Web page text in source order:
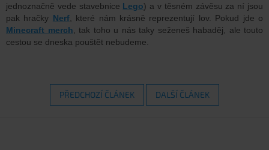
jednoznačně vede stavebnice Lego) a v těsném závěsu za ní jsou
pak hračky Nerf, které nám krásně reprezentují lov. Pokud jde o
Minecraft merch , tak toho u nás taky seženeš habaděj, ale touto
cestou se dneska pouštět nebudeme.
PŘEDCHOZÍ ČLÁNEK DALŠÍ ČLÁNEK